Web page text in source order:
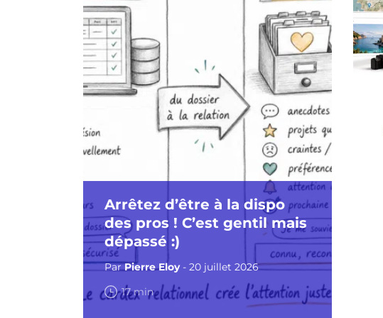
Arrêtez d’être à la dispo
des pros ! C’est gentil mais
dépassé :)
ParPierre Eloy- 20 juillet 2026
17 min